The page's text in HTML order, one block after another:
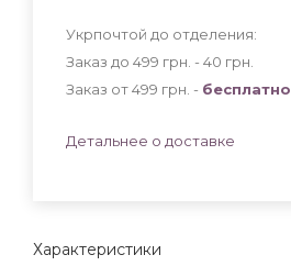
Характеристики
Укрпочтой до отделения:
Заказ до 499 грн. - 40 грн
Заказ от 499 грн. - бесплатно
Детальнее о доставке